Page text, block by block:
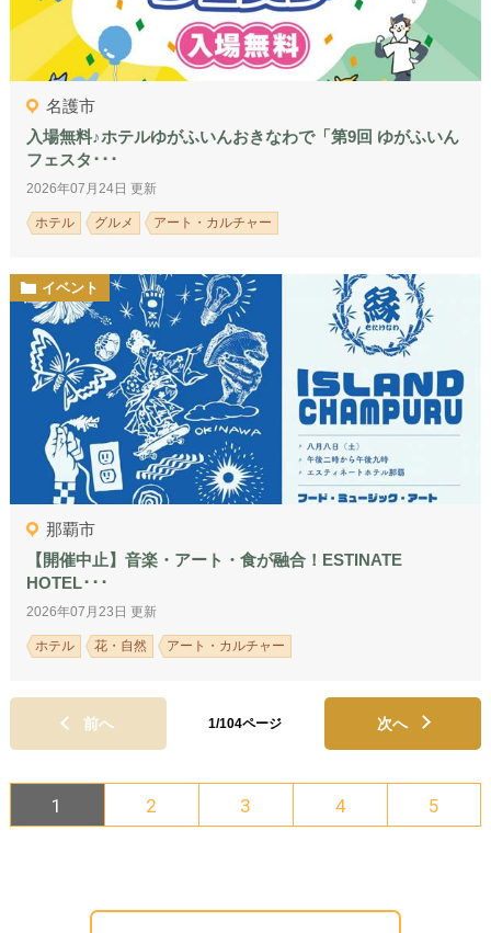
名護市
入場無料♪ホテルゆがふいんおきなわで「第9回 ゆがふいん
フェスタ･･･
2026年07月24日 更新
ホテル グルメ アート・カルチャー
イベント
那覇市
【開催中止】音楽・アート・食が融合！ESTINATE
HOTEL･･･
2026年07月23日 更新
ホテル 花・自然 アート・カルチャー
前へ 1/104ページ 次へ
1 2 3 4 5